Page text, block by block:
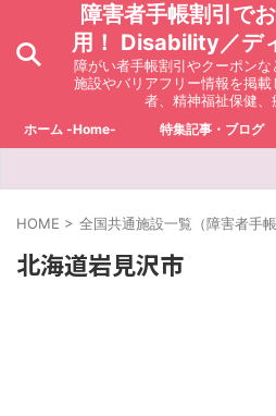
障害者手帳割引で
用！ Disability／デ
障がい者手帳割引やクーポン
施設やバリアフリー情報を掲
者、精神福祉保健、
ホーム -Home- 特集記事・ブログ
HOME > 全国共通施設一覧（障害者手
北海道岩見沢市